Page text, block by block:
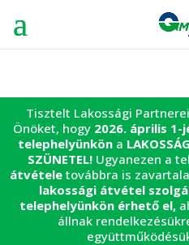
Tisztelt Lakossági
Önöket, hogy 2026. április 1-
telephelyünkön a
SZÜNETEL! Ugyanezen a
átvételetovábbra is
lakossági átvétel
telephelyünkön érhető el,
állnak